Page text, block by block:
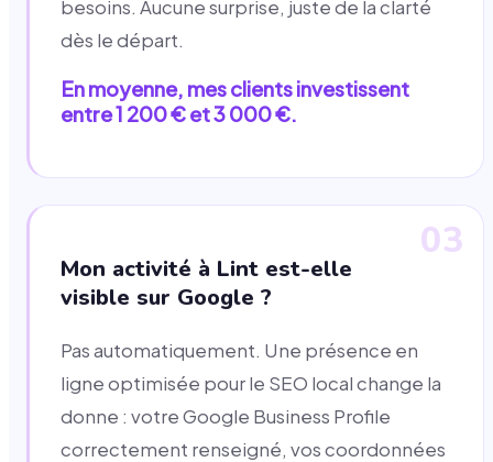
besoins. Aucune surprise, juste de la clarté
dès le départ.
En moyenne, mes clients investissent
entre 1 200 € et 3 000 €.
03
Mon activité à Lint est-elle
visible sur Google ?
Pas automatiquement. Une présence en
ligne optimisée pour le SEO local change la
donne : votre Google Business Profile
correctement renseigné, vos coordonnées